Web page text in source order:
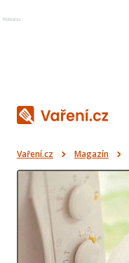
Reklama
Vaření.cz Magazín